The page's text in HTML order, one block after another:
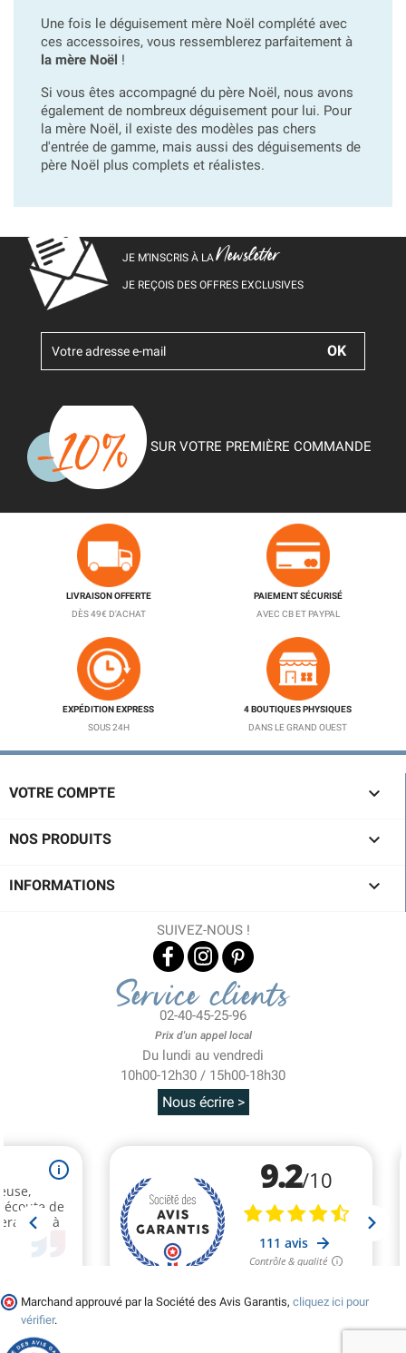
Une fois le déguisement mère Noël complété avec
ces accessoires, vous ressemblerez parfaitement à
la mère Noël !
Si vous êtes accompagné du père Noël, nous avons
également de nombreux déguisement pour lui. Pour
la mère Noël, il existe des modèles pas chers
d'entrée de gamme, mais aussi des déguisements de
père Noël plus complets et réalistes.
JE M’INSCRIS À LANewsletter
JE REÇOIS DES OFFRES EXCLUSIVES
SUR VOTRE PREMIÈRE COMMANDE
LIVRAISON OFFERTE
DÈS 49€ D'ACHAT
PAIEMENT SÉCURISÉ
AVEC CB ET PAYPAL
EXPÉDITION EXPRESS
SOUS 24H
4 BOUTIQUES PHYSIQUES
DANS LE GRAND OUEST
VOTRE COMPTE 
NOS PRODUITS 
INFORMATIONS 
SUIVEZ-NOUS !
Service clients
02-40-45-25-96
Prix d'un appel local
Du lundi au vendredi
10h00-12h30 / 15h00-18h30
Nous écrire >
Marchand approuvé par la Société des Avis Garantis, cliquez ici pour
vérifier.